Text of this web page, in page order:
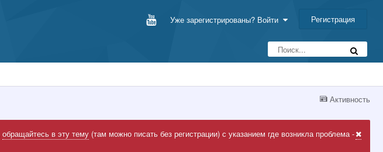
Уже зарегистрированы? Войти Регистрация
Активность
обращайтесь в эту тему(там можно писать без регистрации) с указанием где возникла проблема -